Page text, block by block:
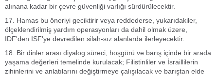
alınana kadar bir çevre güvenliği varlığı sürdürülecektir.
17. Hamas bu öneriyi geciktirir veya reddederse, yukarıdakiler,
ölçeklendirilmiş yardım operasyonları da dahil olmak üzere,
IDF'den ISF'ye devredilen silah-sız alanlarda ilerleyecektir.
18. Bir dinler arası diyalog süreci, hoşgörü ve barış içinde bir arada
yaşama değerleri temelinde kurulacak; Filistinliler ve İsraillilerin
zihinlerini ve anlatılarını değiştirmeye çalışılacak ve barıştan elde